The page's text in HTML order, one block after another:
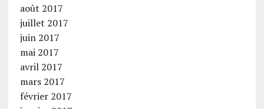
août 2017
juillet 2017
juin 2017
mai 2017
avril 2017
mars 2017
février 2017